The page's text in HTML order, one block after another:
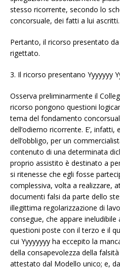
stesso ricorrente, secondo lo
concorsuale, dei fatti a lui ascritti.
Pertanto, il ricorso presentato da
rigettato.
3. Il ricorso presentano Yyyyyyy
Osserva preliminarmente il
ricorso pongono questioni
tema del fondamento
dell’odierno ricorrente. E’, infatti,
dell’obbligo, per un
contenuto di una determinata
proprio assistito è destinato a
si ritenesse che egli fosse
complessiva, volta a realizzare,
documenti falsi da parte dello
illegittima regolarizzazione di
consegue, che appare
questioni poste con il terzo e il
cui Yyyyyyyy ha eccepito la
della consapevolezza della
attestato dal Modello unico; e,